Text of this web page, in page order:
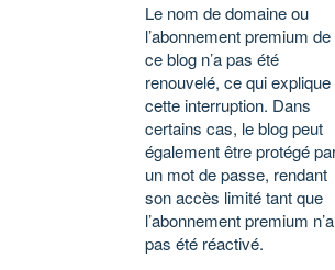
Le nom de domaine ou
l’abonnement premium de
ce blog n’a pas été
renouvelé, ce qui explique
cette interruption. Dans
certains cas, le blog peut
également être protégé
un mot de passe, rendant
son accès limité tant que
l’abonnement premium n’a
pas été réactivé.